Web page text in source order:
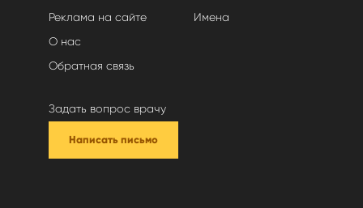
Реклама на сайте
О нас
Обратная связь
Имена
Задать вопрос врачу
Написать письмо